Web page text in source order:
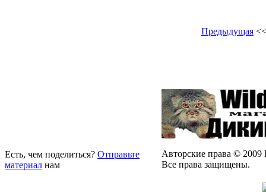
Предыдущая
Есть, чем поделиться? Отправьте
материал нам
Авторские права © 2009
Все права защищены.